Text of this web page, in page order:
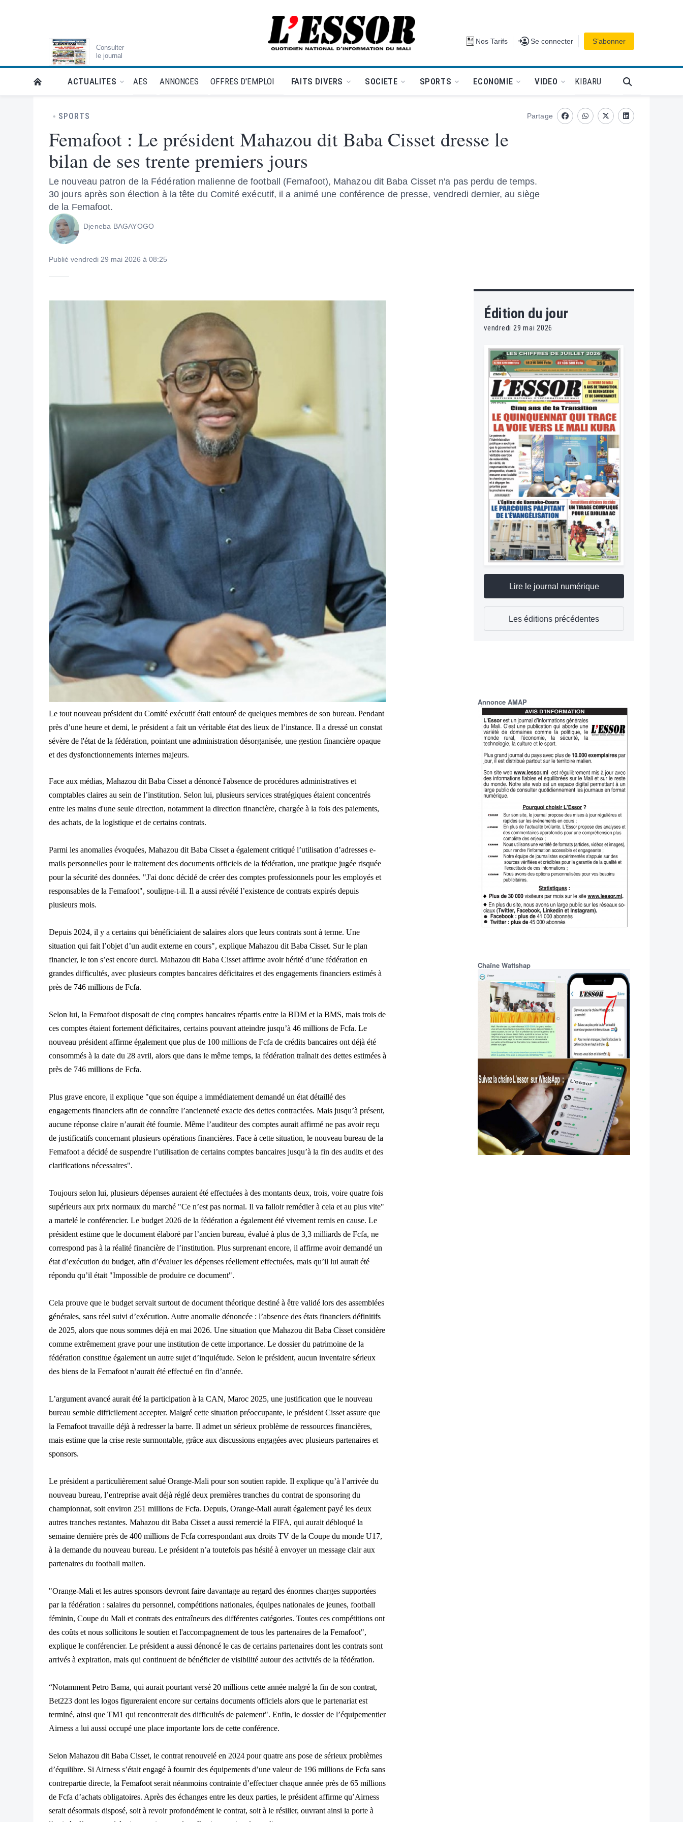
Consulter
le journal
L'Essor - retour à la une Nos Tarifs Se connecter
Se connecter S’abonner
RETOUR À LA PAGE D’ACCUEIL DE L'ESSOR
ACTUALITES AES ANNONCES OFFRES D'EMPLOI FAITS DIVERS SOCIETE SPORTS ECONOMIE VIDEO KIBARU
SPORTS
Femafoot : Le président Mahazou dit Baba Cisset dresse le
bilan de ses trente premiers jours
Le nouveau patron de la Fédération malienne de football (Femafoot), Mahazou dit Baba Cisset n'a pas perdu de temps.
30 jours après son élection à la tête du Comité exécutif, il a animé une conférence de presse, vendredi dernier, au siège
de la Femafoot.
Djeneba BAGAYOGO
Publié vendredi 29 mai 2026 à 08:25
Partage
FacebookwhatsappTwitterLinkedin
Le tout nouveau président du Comité exécutif était entouré de quelques membres de son bureau. Pendant
près d’une heure et demi, le président a fait un véritable état des lieux de l’instance. Il a dressé un constat
sévère de l'état de la fédération, pointant une administration désorganisée, une gestion financière opaque
et des dysfonctionnements internes majeurs.
Face aux médias, Mahazou dit Baba Cisset a dénoncé l'absence de procédures administratives et
comptables claires au sein de l’institution. Selon lui, plusieurs services stratégiques étaient concentrés
entre les mains d'une seule direction, notamment la direction financière, chargée à la fois des paiements,
des achats, de la logistique et de certains contrats.
Parmi les anomalies évoquées, Mahazou dit Baba Cisset a également critiqué l’utilisation d’adresses e-
mails personnelles pour le traitement des documents officiels de la fédération, une pratique jugée risquée
pour la sécurité des données. "J'ai donc décidé de créer des comptes professionnels pour les employés et
responsables de la Femafoot", souligne-t-il. Il a aussi révélé l’existence de contrats expirés depuis
plusieurs mois.
Depuis 2024, il y a certains qui bénéficiaient de salaires alors que leurs contrats sont à terme. Une
situation qui fait l’objet d’un audit externe en cours", explique Mahazou dit Baba Cisset. Sur le plan
financier, le ton s’est encore durci. Mahazou dit Baba Cisset affirme avoir hérité d’une fédération en
grandes difficultés, avec plusieurs comptes bancaires déficitaires et des engagements financiers estimés à
près de 746 millions de Fcfa.
Selon lui, la Femafoot disposait de cinq comptes bancaires répartis entre la BDM et la BMS, mais trois de
ces comptes étaient fortement déficitaires, certains pouvant atteindre jusqu’à 46 millions de Fcfa. Le
nouveau président affirme également que plus de 100 millions de Fcfa de crédits bancaires ont déjà été
consommés à la date du 28 avril, alors que dans le même temps, la fédération traînait des dettes estimées à
près de 746 millions de Fcfa.
Plus grave encore, il explique "que son équipe a immédiatement demandé un état détaillé des
engagements financiers afin de connaître l’ancienneté exacte des dettes contractées. Mais jusqu’à présent,
aucune réponse claire n’aurait été fournie. Même l’auditeur des comptes aurait affirmé ne pas avoir reçu
de justificatifs concernant plusieurs opérations financières. Face à cette situation, le nouveau bureau de la
Femafoot a décidé de suspendre l’utilisation de certains comptes bancaires jusqu’à la fin des audits et des
clarifications nécessaires".
Toujours selon lui, plusieurs dépenses auraient été effectuées à des montants deux, trois, voire quatre fois
supérieurs aux prix normaux du marché "Ce n’est pas normal. Il va falloir remédier à cela et au plus vite"
a martelé le conférencier. Le budget 2026 de la fédération a également été vivement remis en cause. Le
président estime que le document élaboré par l’ancien bureau, évalué à plus de 3,3 milliards de Fcfa, ne
correspond pas à la réalité financière de l’institution. Plus surprenant encore, il affirme avoir demandé un
état d’exécution du budget, afin d’évaluer les dépenses réellement effectuées, mais qu’il lui aurait été
répondu qu’il était "Impossible de produire ce document".
Cela prouve que le budget servait surtout de document théorique destiné à être validé lors des assemblées
générales, sans réel suivi d’exécution. Autre anomalie dénoncée : l’absence des états financiers définitifs
de 2025, alors que nous sommes déjà en mai 2026. Une situation que Mahazou dit Baba Cisset considère
comme extrêmement grave pour une institution de cette importance. Le dossier du patrimoine de la
fédération constitue également un autre sujet d’inquiétude. Selon le président, aucun inventaire sérieux
des biens de la Femafoot n’aurait été effectué en fin d’année.
L’argument avancé aurait été la participation à la CAN, Maroc 2025, une justification que le nouveau
bureau semble difficilement accepter. Malgré cette situation préoccupante, le président Cisset assure que
la Femafoot travaille déjà à redresser la barre. Il admet un sérieux problème de ressources financières,
mais estime que la crise reste surmontable, grâce aux discussions engagées avec plusieurs partenaires et
sponsors.
Le président a particulièrement salué Orange-Mali pour son soutien rapide. Il explique qu’à l’arrivée du
nouveau bureau, l’entreprise avait déjà réglé deux premières tranches du contrat de sponsoring du
championnat, soit environ 251 millions de Fcfa. Depuis, Orange-Mali aurait également payé les deux
autres tranches restantes. Mahazou dit Baba Cisset a aussi remercié la FIFA, qui aurait débloqué la
semaine dernière près de 400 millions de Fcfa correspondant aux droits TV de la Coupe du monde U17,
à la demande du nouveau bureau. Le président n’a toutefois pas hésité à envoyer un message clair aux
partenaires du football malien.
"Orange-Mali et les autres sponsors devront faire davantage au regard des énormes charges supportées
par la fédération : salaires du personnel, compétitions nationales, équipes nationales de jeunes, football
féminin, Coupe du Mali et contrats des entraîneurs des différentes catégories. Toutes ces compétitions ont
des coûts et nous sollicitons le soutien et l'accompagnement de tous les partenaires de la Femafoot",
explique le conférencier. Le président a aussi dénoncé le cas de certains partenaires dont les contrats sont
arrivés à expiration, mais qui continuent de bénéficier de visibilité autour des activités de la fédération.
“Notamment Petro Bama, qui aurait pourtant versé 20 millions cette année malgré la fin de son contrat,
Bet223 dont les logos figureraient encore sur certains documents officiels alors que le partenariat est
terminé, ainsi que TM1 qui rencontrerait des difficultés de paiement". Enfin, le dossier de l’équipementier
Airness a lui aussi occupé une place importante lors de cette conférence.
Selon Mahazou dit Baba Cisset, le contrat renouvelé en 2024 pour quatre ans pose de sérieux problèmes
d’équilibre. Si Airness s’était engagé à fournir des équipements d’une valeur de 196 millions de Fcfa sans
contrepartie directe, la Femafoot serait néanmoins contrainte d’effectuer chaque année près de 65 millions
de Fcfa d’achats obligatoires. Après des échanges entre les deux parties, le président affirme qu’Airness
serait désormais disposé, soit à revoir profondément le contrat, soit à le résilier, ouvrant ainsi la porte à
Édition du jour
vendredi 29 mai 2026
Lire le journal numérique
Les éditions précédentes
Annonce AMAP
Chaîne Wattshap